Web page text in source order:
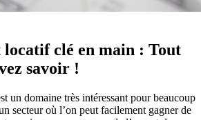
locatif clé en main : Tout
savoir !
un domaine très intéressant pour beaucoup
secteur où l’on peut facilement gagner de